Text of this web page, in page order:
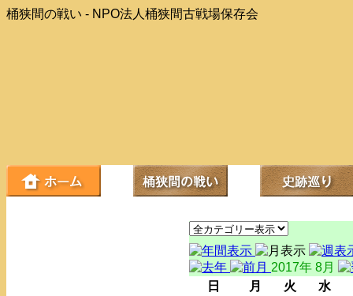
桶狭間の戦い - NPO法人桶狭間古戦場保存会
2017年 8月
日
月 火
水